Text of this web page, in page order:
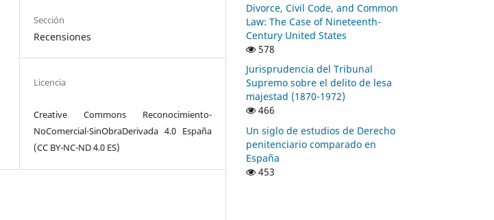
Sección
Recensiones
Licencia
Creative Commons Reconocimiento-
NoComercial-SinObraDerivada 4.0 España
(CC BY-NC-ND 4.0 ES)
Divorce, Civil Code, and Common
Law: The Case of Nineteenth-
Century United States
578
Jurisprudencia del Tribunal
Supremo sobre el delito de lesa
majestad (1870-1972)
466
Un siglo de estudios de Derecho
penitenciario comparado en
España
453